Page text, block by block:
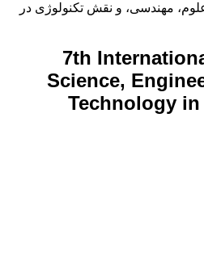
مهندسی، و نقش تکنولوژی در
7th
Science,
Technology